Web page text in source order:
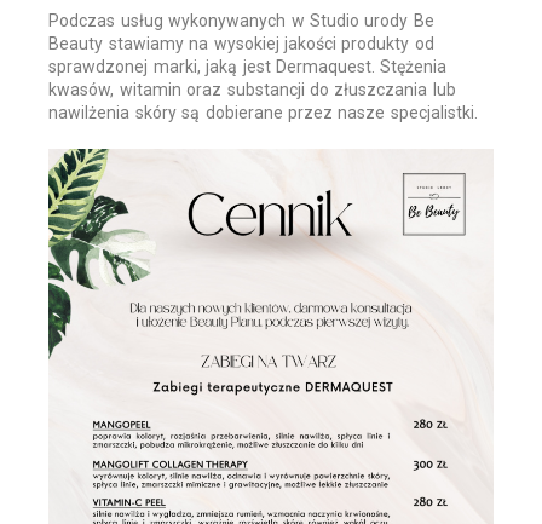
Podczas usług wykonywanych w Studio urody Be
Beauty stawiamy na wysokiej jakości produkty od
sprawdzonej marki, jaką jest Dermaquest. Stężenia
kwasów, witamin oraz substancji do złuszczania lub
nawilżenia skóry są dobierane przez nasze specjalistki.